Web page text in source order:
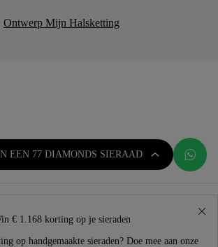
Ontwerp Mijn Halsketting
EEN 77 DIAMONDS SIERAAD
€ 1.168 korting op je sieraden
op handgemaakte sieraden? Doe mee aan onze